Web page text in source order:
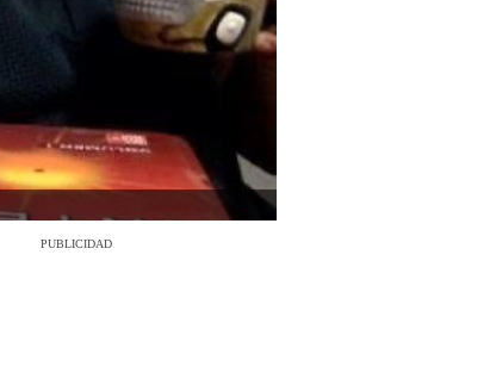
PUBLICIDAD